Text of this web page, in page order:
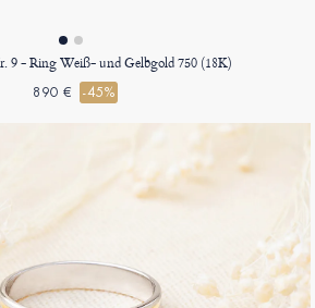
9 - Ring Weiß- und Gelbgold 750 (18K)
890 € -45%